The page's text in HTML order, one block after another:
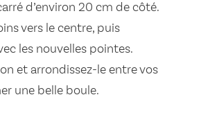
d’environ 20 cm de côté.
vers le centre, puis
les nouvelles pointes.
et arrondissez-le entre vos
une belle boule.